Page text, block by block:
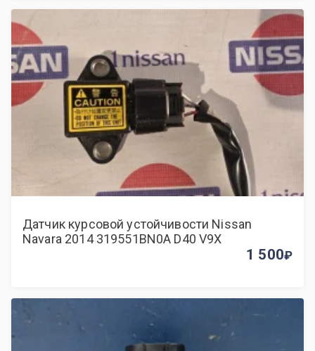
Датчик курсовой устойчивости Nissan
Navara 2014 319551BN0A D40 V9X
1 500